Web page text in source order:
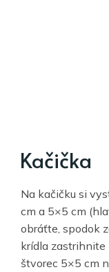
Kačička
Na kačičku si
cm a 5×5 cm
obráťte, spodok
krídla zastrihnite
štvorec 5×5 cm